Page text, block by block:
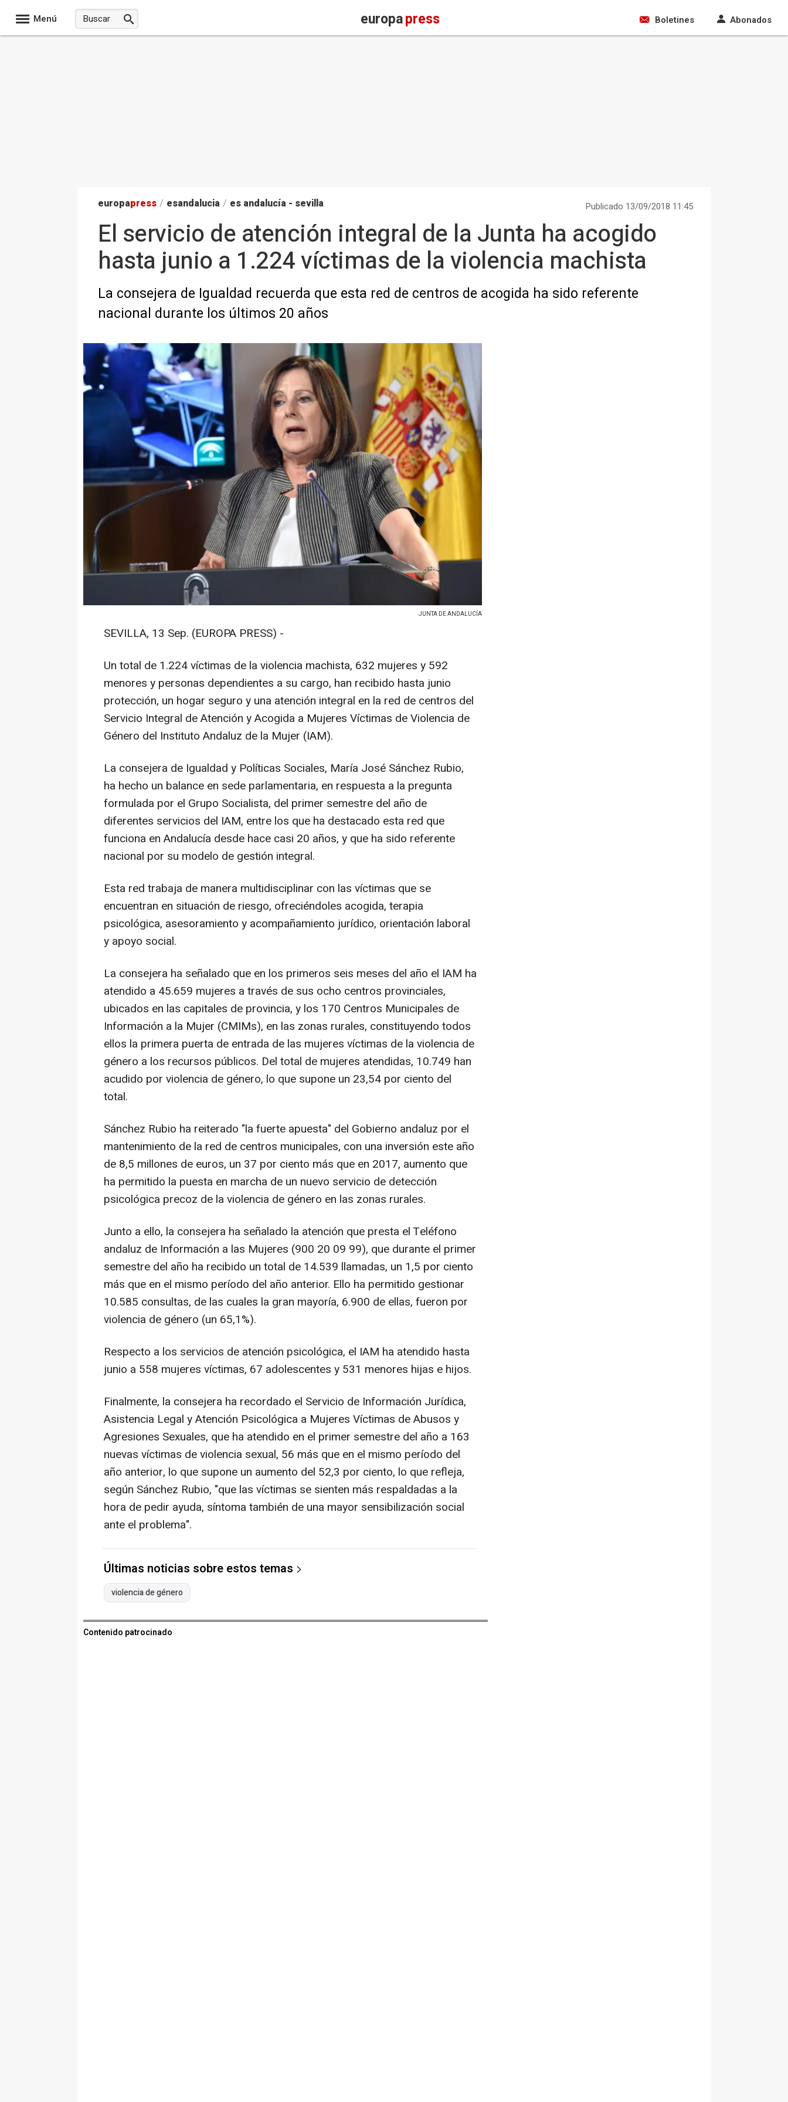
Menú europapress Boletines Abonados
europapress / esandalucia / es andalucía - sevilla Publicado 13/09/2018 11:45
El servicio de atención integral de la Junta ha acogido
hasta junio a 1.224 víctimas de la violencia machista
La consejera de Igualdad recuerda que esta red de centros de acogida ha sido referente
nacional durante los últimos 20 años
JUNTA DE ANDALUCÍA
SEVILLA, 13 Sep. (EUROPA PRESS) -
Un total de 1.224 víctimas de la violencia machista, 632 mujeres y 592
menores y personas dependientes a su cargo, han recibido hasta junio
protección, un hogar seguro y una atención integral en la red de centros del
Servicio Integral de Atención y Acogida a Mujeres Víctimas de Violencia de
Género del Instituto Andaluz de la Mujer (IAM).
La consejera de Igualdad y Políticas Sociales, María José Sánchez Rubio,
ha hecho un balance en sede parlamentaria, en respuesta a la pregunta
formulada por el Grupo Socialista, del primer semestre del año de
diferentes servicios del IAM, entre los que ha destacado esta red que
funciona en Andalucía desde hace casi 20 años, y que ha sido referente
nacional por su modelo de gestión integral.
Esta red trabaja de manera multidisciplinar con las víctimas que se
encuentran en situación de riesgo, ofreciéndoles acogida, terapia
psicológica, asesoramiento y acompañamiento jurídico, orientación laboral
y apoyo social.
La consejera ha señalado que en los primeros seis meses del año el IAM ha
atendido a 45.659 mujeres a través de sus ocho centros provinciales,
ubicados en las capitales de provincia, y los 170 Centros Municipales de
Información a la Mujer (CMIMs), en las zonas rurales, constituyendo todos
ellos la primera puerta de entrada de las mujeres víctimas de la violencia de
género a los recursos públicos. Del total de mujeres atendidas, 10.749 han
acudido por violencia de género, lo que supone un 23,54 por ciento del
total.
Sánchez Rubio ha reiterado "la fuerte apuesta" del Gobierno andaluz por el
mantenimiento de la red de centros municipales, con una inversión este año
de 8,5 millones de euros, un 37 por ciento más que en 2017, aumento que
ha permitido la puesta en marcha de un nuevo servicio de detección
psicológica precoz de la violencia de género en las zonas rurales.
Junto a ello, la consejera ha señalado la atención que presta el Teléfono
andaluz de Información a las Mujeres (900 20 09 99), que durante el primer
semestre del año ha recibido un total de 14.539 llamadas, un 1,5 por ciento
más que en el mismo período del año anterior. Ello ha permitido gestionar
10.585 consultas, de las cuales la gran mayoría, 6.900 de ellas, fueron por
violencia de género (un 65,1%).
Respecto a los servicios de atención psicológica, el IAM ha atendido hasta
junio a 558 mujeres víctimas, 67 adolescentes y 531 menores hijas e hijos.
Finalmente, la consejera ha recordado el Servicio de Información Jurídica,
Asistencia Legal y Atención Psicológica a Mujeres Víctimas de Abusos y
Agresiones Sexuales, que ha atendido en el primer semestre del año a 163
nuevas víctimas de violencia sexual, 56 más que en el mismo período del
año anterior, lo que supone un aumento del 52,3 por ciento, lo que refleja,
según Sánchez Rubio, "que las víctimas se sienten más respaldadas a la
hora de pedir ayuda, síntoma también de una mayor sensibilización social
ante el problema".
Últimas noticias sobre estos temas
violencia de género
Contenido patrocinado